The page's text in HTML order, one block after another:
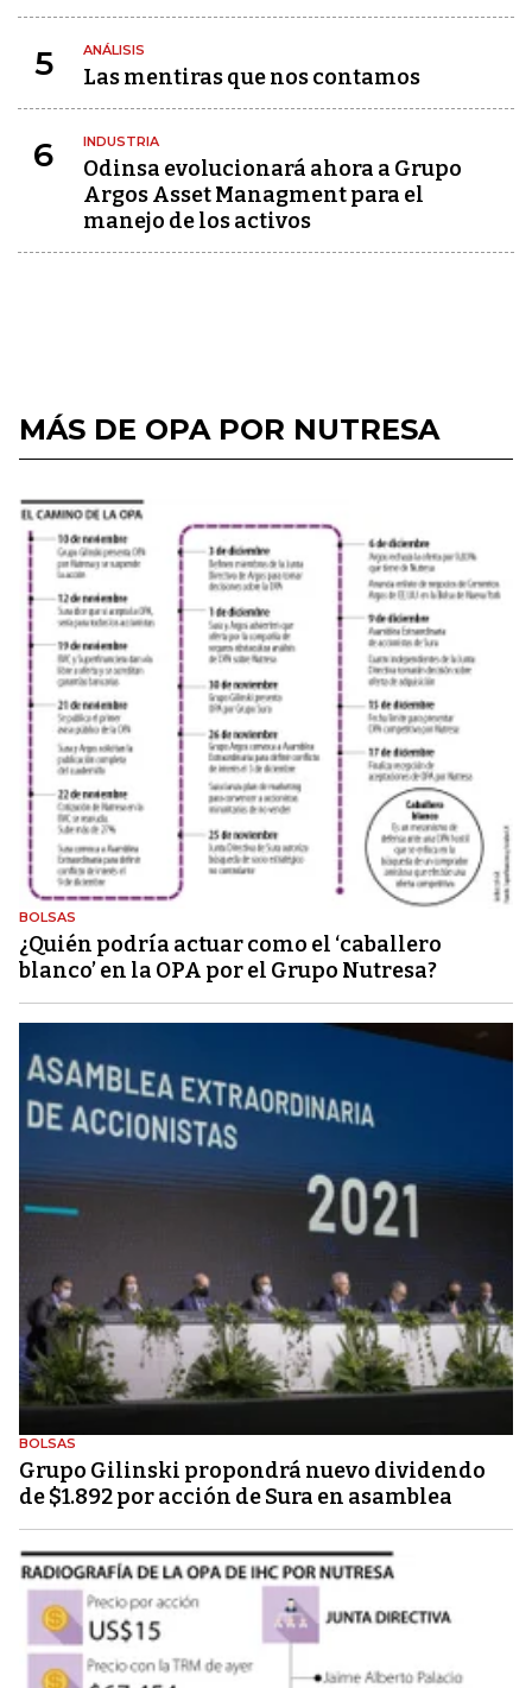
5 ANÁLISIS
Las mentiras que nos contamos
6 INDUSTRIA
Odinsa evolucionará ahora a Grupo
Argos Asset Managment para el
manejo de los activos
MÁS DE OPA POR NUTRESA
BOLSAS
¿Quién podría actuar como el ‘caballero
blanco’ en la OPA por el Grupo Nutresa?
BOLSAS
Grupo Gilinski propondrá nuevo dividendo
de $1.892 por acción de Sura en asamblea